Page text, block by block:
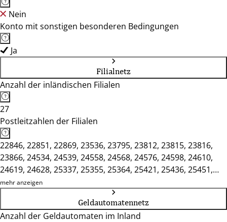
Nein
Konto mit sonstigen besonderen Bedingungen
Ja
Filialnetz
Anzahl der inländischen Filialen
27
Postleitzahlen der Filialen
22846, 22851, 22869, 23536, 23795, 23812, 23815, 23816,
23866, 24534, 24539, 24558, 24568, 24576, 24598, 24610,
24619, 24628, 25337, 25355, 25364, 25421, 25436, 25451,
25462, 25469, 25474, 25479, 25488, 27498
mehr anzeigen
Geldautomatennetz
Anzahl der Geldautomaten im Inland